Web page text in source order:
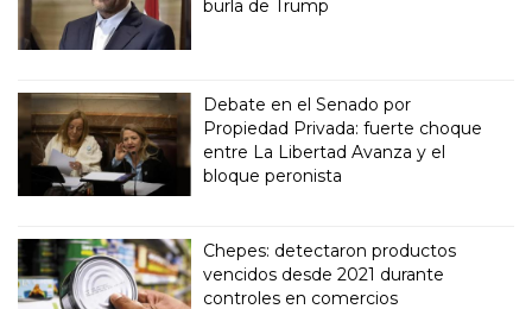
burla de Trump
Debate en el Senado por
Propiedad Privada: fuerte choque
entre La Libertad Avanza y el
bloque peronista
Chepes: detectaron productos
vencidos desde 2021 durante
controles en comercios